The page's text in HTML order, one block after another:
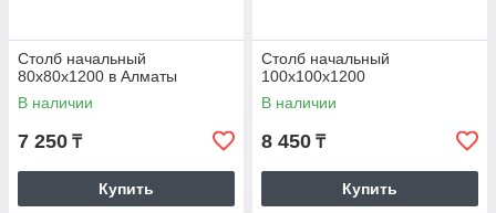
Столб начальный
80х80х1200 в Алматы
В наличии
7 250 ₸
Купить
Столб начальный
100х100х1200
В наличии
8 450 ₸
Купить